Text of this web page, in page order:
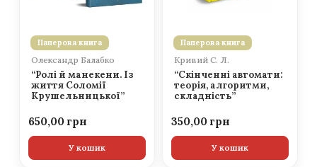
Паперова книга
Олександр Балабко
“Ролі й манекени. Із
життя Соломії
Крушельницької”
650,00
У кошик
Паперова книга
Кривий С. Л.
“Скінченні автомати:
теорія, алгоритми,
складність”
350,00
У кошик